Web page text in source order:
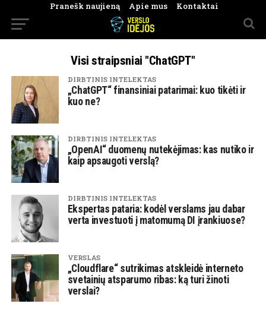
Pranešk naujieną Apie mus Kontaktai
Visi straipsniai "ChatGPT"
DIRBTINIS INTELEKTAS
„ChatGPT“ finansiniai patarimai: kuo tikėti ir
kuo ne?
DIRBTINIS INTELEKTAS
„OpenAI“ duomenų nutekėjimas: kas nutiko ir
kaip apsaugoti verslą?
DIRBTINIS INTELEKTAS
Ekspertas pataria: kodėl verslams jau dabar
verta investuoti į matomumą DI įrankiuose?
VERSLAS
„Cloudflare“ sutrikimas atskleidė interneto
svetainių atsparumo ribas: ką turi žinoti
verslai?